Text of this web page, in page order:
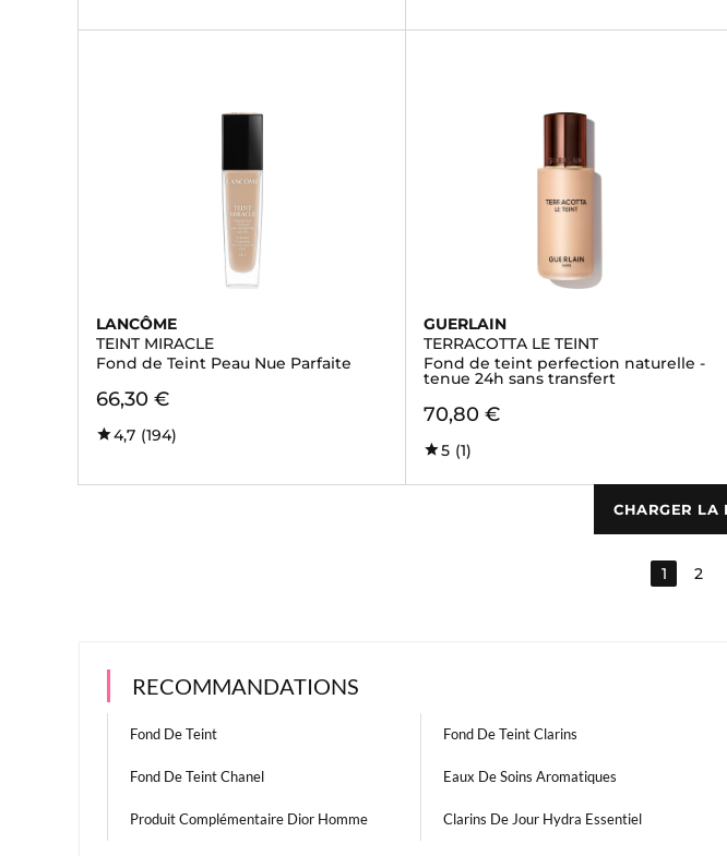
LANCÔME
TEINT MIRACLE
Fond de Teint Peau Nue Parfaite
66,30 €
4,7 (194)
GUERLAIN
TERRACOTTA LE TEINT
Fond de teint perfection naturelle -
tenue 24h sans transfert
70,80 €
5 (1)
CHARGER LA
1 2
RECOMMANDATIONS
Fond De Teint Fond De Teint Clarins
Fond De Teint Chanel Eaux De Soins Aromatiques
Produit Complémentaire Dior Homme Clarins De Jour Hydra Essentiel